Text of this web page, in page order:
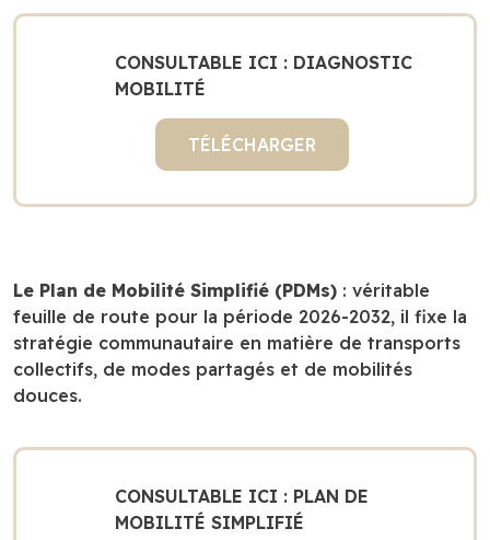
CONSULTABLE ICI : DIAGNOSTIC
MOBILITÉ
TÉLÉCHARGER
Le Plan de Mobilité Simplifié (PDMs) : véritable
feuille de route pour la période 2026-2032, il fixe la
stratégie communautaire en matière de transports
collectifs, de modes partagés et de mobilités
douces.
CONSULTABLE ICI : PLAN DE
MOBILITÉ SIMPLIFIÉ